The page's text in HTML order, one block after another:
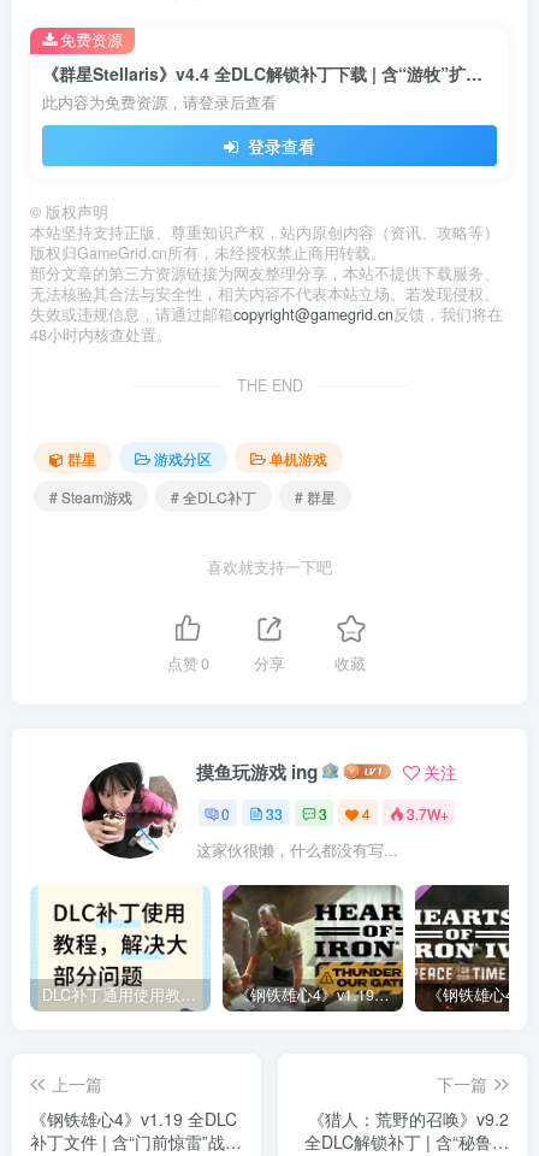
《群星Stellaris》v4.4 全DLC解锁补丁下载 | 含“游牧”扩展包
此内容为免费资源，请登录后查看
登录查看
免费资源
© 版权声明
本站坚持支持正版、尊重知识产权，站内原创内容（资讯、攻略等）
版权归GameGrid.cn所有，未经授权禁止商用转载。
部分文章的第三方资源链接为网友整理分享，本站不提供下载服务、
无法核验其合法与安全性，相关内容不代表本站立场。若发现侵权、
失效或违规信息，请通过邮箱copyright@gamegrid.cn反馈，我们将在
48小时内核查处置。
THE END
群星 游戏分区
单机游戏
# Steam游戏
# 全DLC补丁 # 群星
喜欢就支持一下吧
点赞0 分享 收藏
摸鱼玩游戏 ing 关注
0 33 3 4 3.7W+
这家伙很懒，什么都没有写...
DLC补丁通用使用教程：软件解压文件安装指南 – 必看！ 《钢铁雄心4》v1.19 全DLC补丁文件 | 含“门前惊雷”战区包
上一篇
《钢铁雄心4》v1.19 全DLC
补丁文件 | 含“门前惊雷”战区
下一篇
《猎人：荒野的召唤》v9.2
全DLC解锁补丁 | 含“秘鲁狩